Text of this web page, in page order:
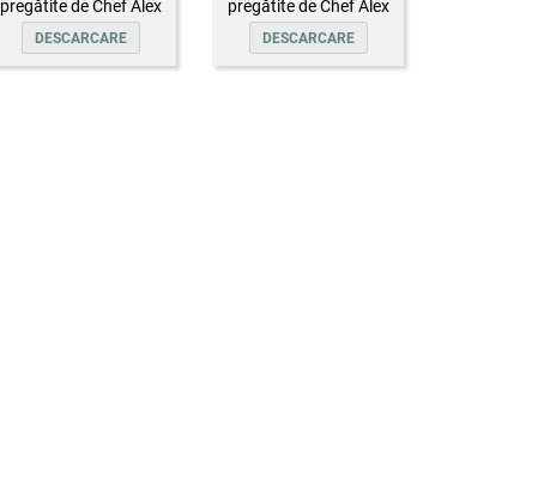
pregătite de Chef Alex
Cîrțu
DESCARCARE
pregătite de Chef Alex
Cîrțu
DESCARCARE